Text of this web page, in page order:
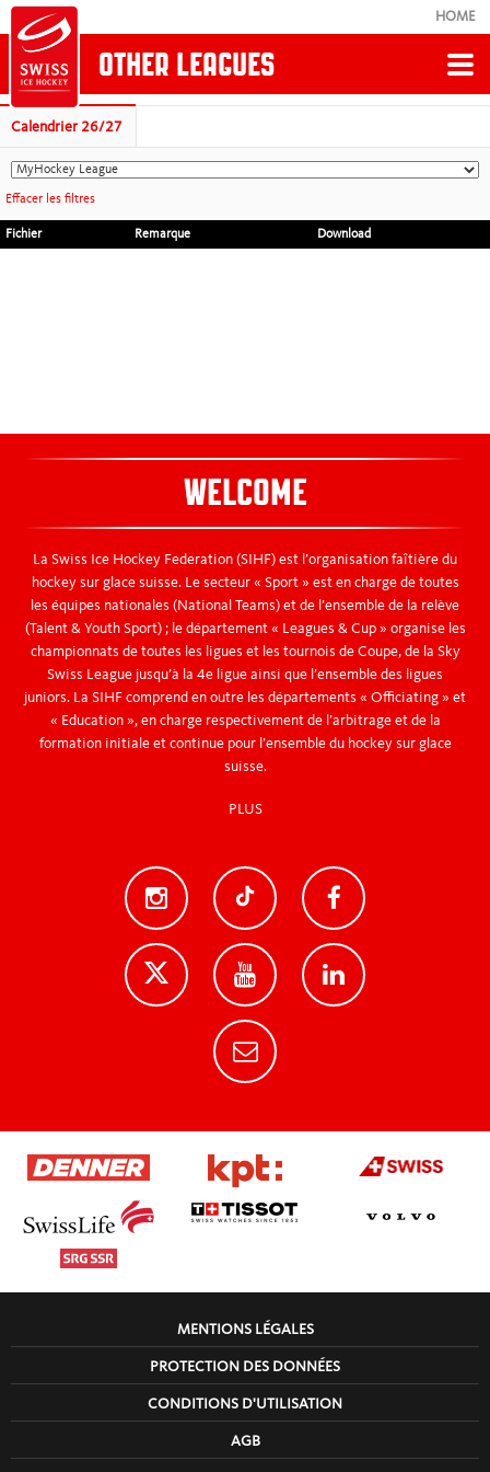
HOME
OTHER LEAGUES
Retour
OTHER LEAGUES
News NAFS
Disciplinary
Recherche de match
Calendrier 26/27
Effacer les filtres
Fichier Remarque Download
WELCOME
La Swiss Ice Hockey Federation (SIHF) est l’organisation faîtière du
hockey sur glace suisse. Le secteur « Sport » est en charge de toutes
les équipes nationales (National Teams) et de l’ensemble de la relève
(Talent & Youth Sport) ; le département « Leagues & Cup » organise les
championnats de toutes les ligues et les tournois de Coupe, de la Sky
Swiss League jusqu’à la 4e ligue ainsi que l’ensemble des ligues
juniors. La SIHF comprend en outre les départements « Officiating » et
« Education », en charge respectivement de l’arbitrage et de la
formation initiale et continue pour l’ensemble du hockey sur glace
suisse.
PLUS
MENTIONS LÉGALES
PROTECTION DES DONNÉES
CONDITIONS D'UTILISATION
AGB